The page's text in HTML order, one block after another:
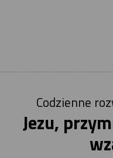
Codzienne
Jezu,